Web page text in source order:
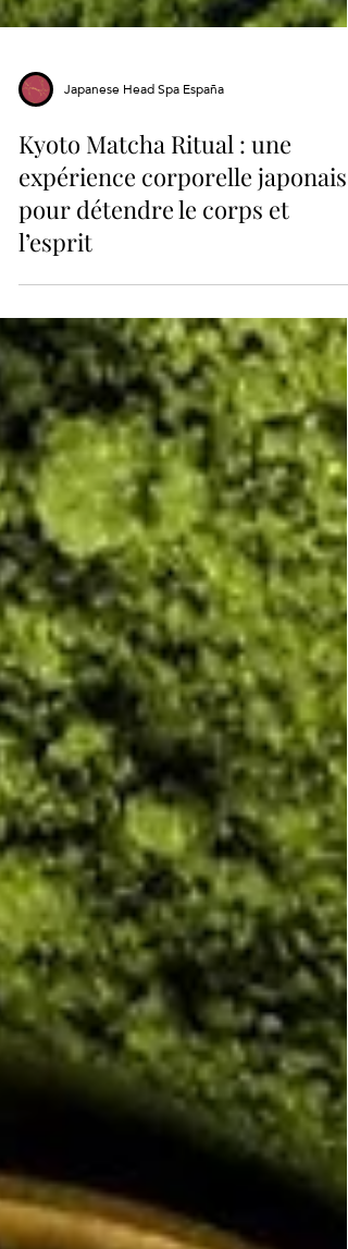
Japanese Head Spa España
Kyoto Matcha Ritual : une
expérience corporelle japonaise
pour détendre le corps et
l’esprit